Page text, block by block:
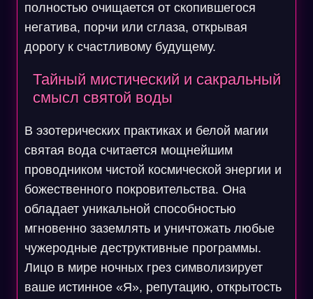
полностью очищается от скопившегося
негатива, порчи или сглаза, открывая
дорогу к счастливому будущему.
Тайный мистический и сакральный
смысл святой воды
В эзотерических практиках и белой магии
святая вода считается мощнейшим
проводником чистой космической энергии и
божественного покровительства. Она
обладает уникальной способностью
мгновенно заземлять и уничтожать любые
чужеродные деструктивные программы.
Лицо в мире ночных грез символизирует
ваше истинное «Я», репутацию, открытость